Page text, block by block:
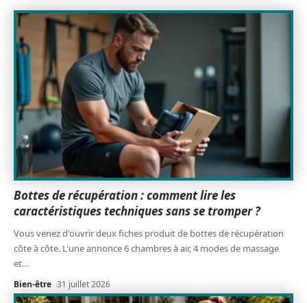
Bottes de récupération : comment lire les
caractéristiques techniques sans se tromper ?
Vous venez d'ouvrir deux fiches produit de bottes de récupération
côte à côte. L'une annonce 6 chambres à air, 4 modes de massage
et…
Bien-être 31 juillet 2026